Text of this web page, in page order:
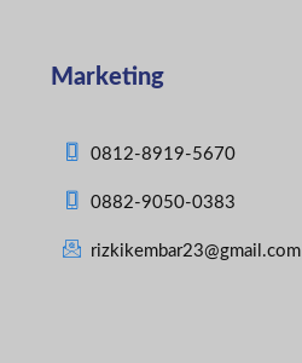
Marketing
0812-8919-5670
0882-9050-0383
rizkikembar23@gmail.com